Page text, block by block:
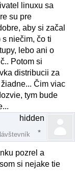
linuxu sa
su pre
aby si začal
niečim, čo ti
lebo ani o
Potom si
distribucii za
Čim viac
tym bude
hidden
pozrel a
si nejake tie